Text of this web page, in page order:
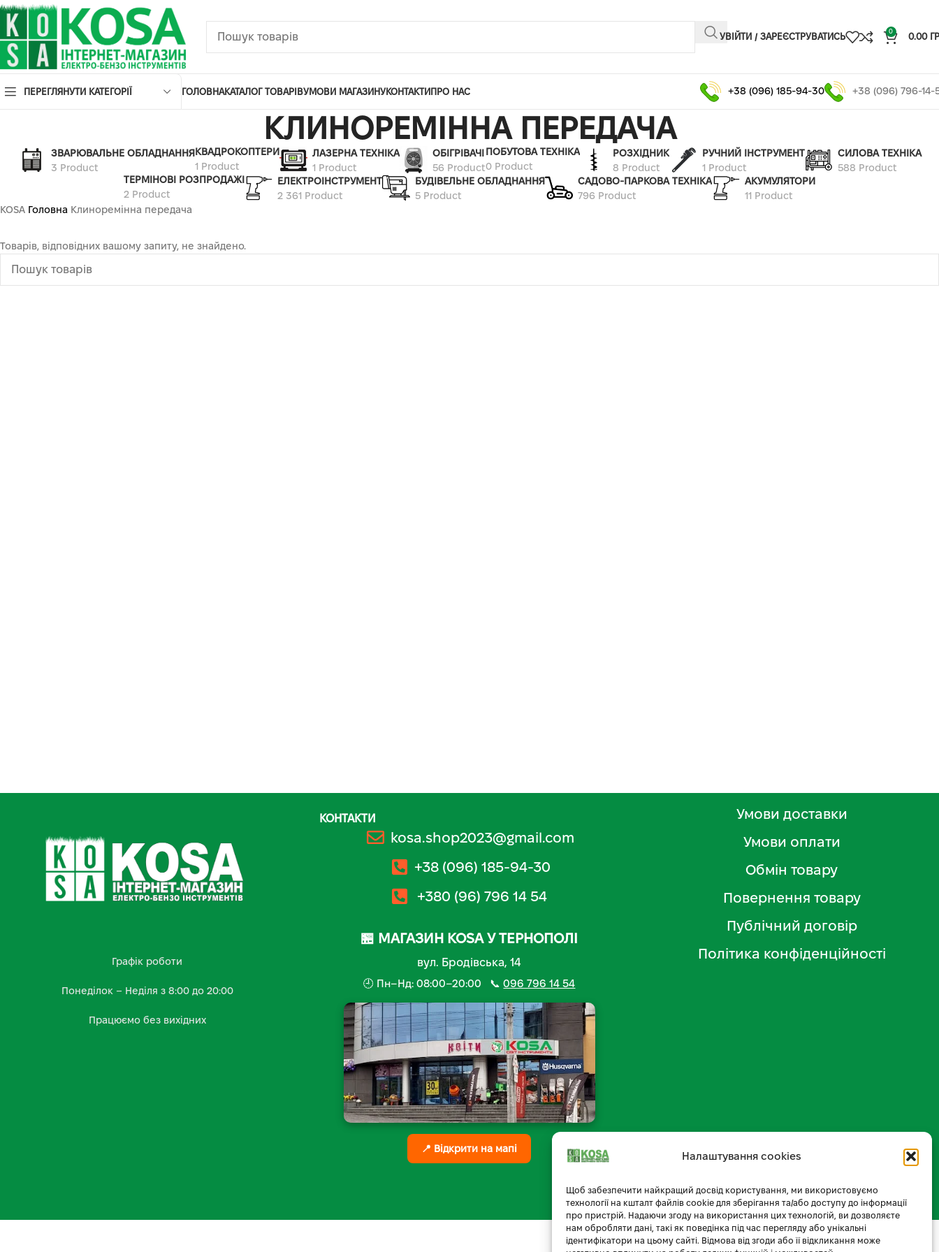
Налаштування cookies
Щоб забезпечити найкращий досвід користування, ми використовуємо
технології на кшталт файлів cookie для зберігання та/або доступу до інформації
про пристрій. Надаючи згоду на використання цих технологій, ви дозволяєте
нам обробляти дані, такі як поведінка під час перегляду або унікальні
ідентифікатори на цьому сайті. Відмова від згоди або її відкликання може
УВІЙТИ / ЗАРЕЄСТРУВАТИСЬ
0
0.00
ПЕРЕГЛЯНУТИ КАТЕГОРІЇ ГОЛОВНАКАТАЛОГ ТОВАРІВУМОВИ МАГАЗИНУКОНТАКТИПРО НАС +38 (096) 185-94-30 +38 (096) 796-14-
КЛИНОРЕМІННА ПЕРЕДАЧА
ЗВАРЮВАЛЬНЕ ОБЛАДНАННЯ
3 Product
КВАДРОКОПТЕРИ
1 Product
ЛАЗЕРНА ТЕХНІКА
1 Product
ОБІГРІВАЧІ
56 Product
ПОБУТОВА ТЕХНІКА
0 Product
РОЗХІДНИК
8 Product
РУЧНИЙ ІНСТРУМЕНТ
1 Product
СИЛОВА ТЕХНІКА
588 Product
ТЕРМІНОВІ РОЗПРОДАЖІ
2 Product
ЕЛЕКТРОІНСТРУМЕНТ
2 361 Product
БУДІВЕЛЬНЕ ОБЛАДНАННЯ
5 Product
САДОВО-ПАРКОВА ТЕХНІКА
796 Product
АКУМУЛЯТОРИ
11 Product
KOSA Головна Клиноремінна передача
Товарів, відповідних вашому запиту, не знайдено.
Графік роботи
Понеділок – Неділя з 8:00 до 20:00
Працюємо без вихідних
КОНТАКТИ
kosa.shop2023@gmail.com
+38 (096) 185-94-30
+380 (96) 796 14 54
🏪 МАГАЗИН KOSA У ТЕРНОПОЛІ
вул. Бродівська, 14
🕘 Пн–Нд: 08:00–20:00 📞096 796 14 54
📍 Відкрити на мапі
Умови доставки
Умови оплати
Обмін товару
Повернення товару
Публічний договір
Політика конфіденційності